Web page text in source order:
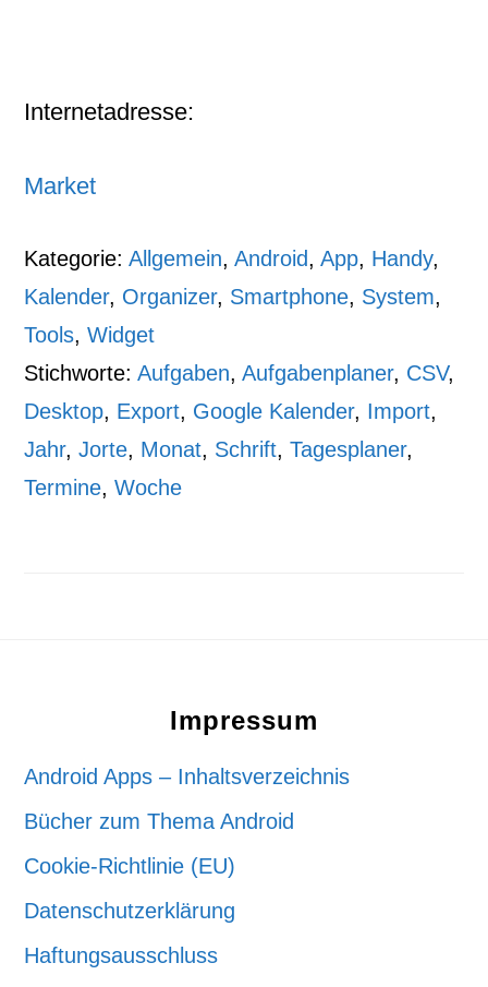
Internetadresse:
Market
Kategorie:Allgemein,Android,App, Handy,
Kalender, Organizer, Smartphone, System,
Tools,Widget
Stichworte:Aufgaben,Aufgabenplaner, CSV,
Desktop, Export, Google Kalender, Import,
Jahr,Jorte, Monat, Schrift,Tagesplaner,
Termine,Woche
Impressum
Android Apps – Inhaltsverzeichnis
Bücher zum Thema Android
Cookie-Richtlinie (EU)
Datenschutzerklärung
Haftungsausschluss